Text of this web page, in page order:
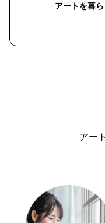
アートを暮
アー